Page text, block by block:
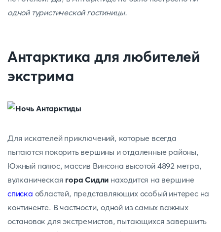
одной туристической гостиницы.
Антарктика для любителей
экстрима
Для искателей приключений, которые всегда
пытаются покорить вершины и отдаленные районы,
Южный полюс, массив Винсона высотой 4892 метра,
вулканическая гора Сидли находится на вершине
списка областей, представляющих особый интерес на
континенте. В частности, одной из самых важных
остановок для экстремистов, пытающихся завершить